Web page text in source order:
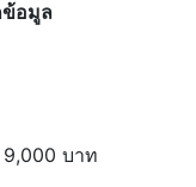
ข้อมูล
บาท